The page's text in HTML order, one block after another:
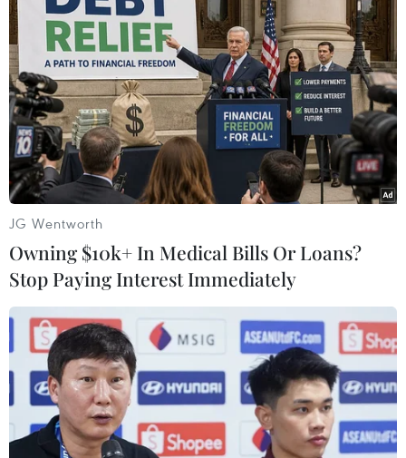
Đội tuyển U23 Việt Nam do Huấn luyện viên Philippe Troussier
trực tiếp phụ trách sẽ tập trung song song cùng Đội tuyển Quốc
gia để chuẩn bị cho dịp giao hữu quốc tế FIFA Days vào tháng
9 tới. (Ảnh: Việt Anh/Vietnam+)
Đây cũng là buổi tập cuối cùng của Đội tuyển U23 Việt Nam tại
Hà Nội trước khi có buổi tập tiếp theo vào tối 31/8 tại Sân vận
động Việt Trì, Phú Thọ. (Ảnh: Việt Anh/Vietnam+)
JG Wentworth
Owning $10k+ In Medical Bills Or Loans?
Stop Paying Interest Immediately